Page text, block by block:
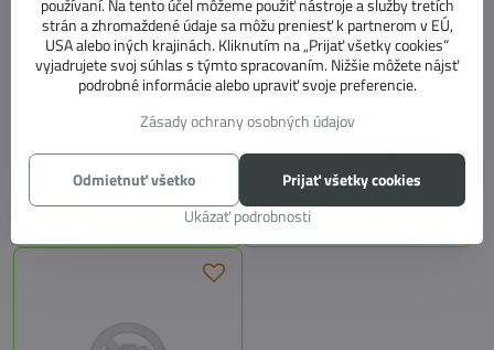
400 cm pre strešné markízy
Omnistor
Originálny adaptér Thule na montáž
strešných markíz Omnistor série 6
na dodávky Fiat Ducato od roku
2006 (verzie L3H2 / L4H2).
Robustné prevedenie, jednoduchá
inštalácia.
Skladom u dodávateľa:
doručenie 5-12 dní
221,19 €
179,83 €bez DPH
Do košíka
Skladom u dodávateľa:
doručenie 5-12 dní
221,19 €
179,83 €bez DPH
Do košíka
používaní. Na tento účel môžeme použiť nástroje a služby tretích
strán a zhromaždené údaje sa môžu preniesť k partnerom v EÚ,
USA alebo iných krajinách. Kliknutím na „Prijať všetky cookies“
vyjadrujete svoj súhlas s týmto spracovaním. Nižšie môžete nájsť
podrobné informácie alebo upraviť svoje preferencie.
Zásady ochrany osobných údajov
Ukázať podrobnosti
Prijať všetky cookies
Odmietnuť všetko